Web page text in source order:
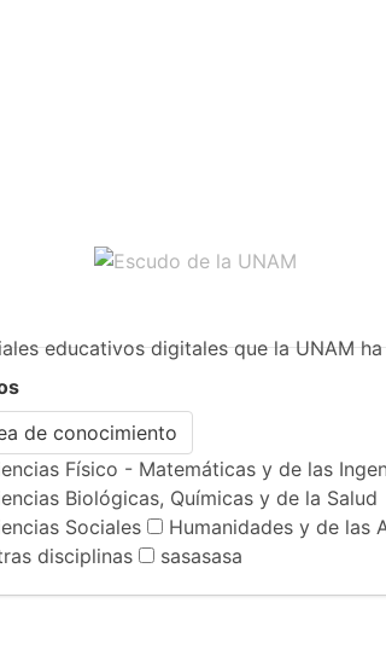
educativos digitales que la UNAM
de conocimiento
Físico - Matemáticas y de las
Biológicas, Químicas y de la Salud
Sociales
Humanidades y de las
disciplinas
sasasasa